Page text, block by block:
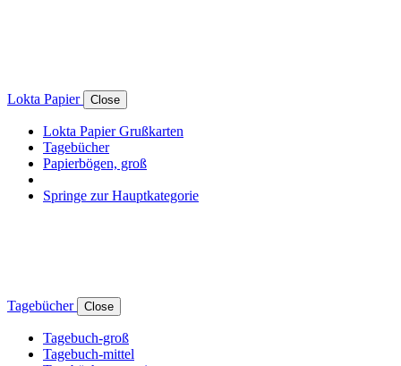
Lokta Papier Close
Lokta Papier Grußkarten
Tagebücher
Papierbögen, groß
Springe zur Hauptkategorie
Tagebücher Close
Tagebuch-groß
Tagebuch-mittel